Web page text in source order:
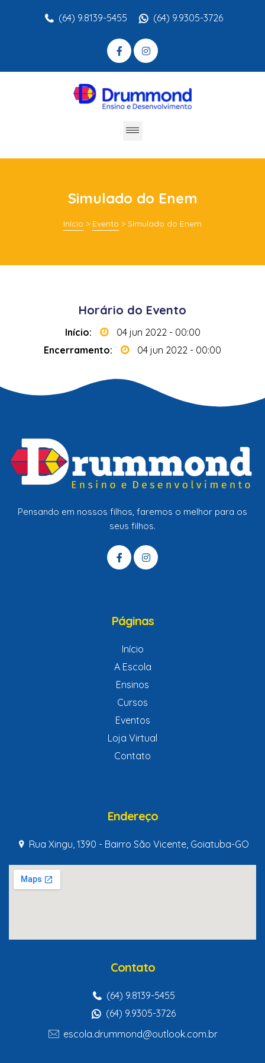
(64) 9.8139-5455 (64) 9.9305-3726
Simulado do Enem
Início > Evento > Simulado do Enem
Horário do Evento
Início:
04 jun 2022 - 00:00
Encerramento:
04 jun 2022 - 00:00
Pensando em nossos filhos, faremos o melhor para os
seus filhos.
Páginas
Início
A Escola
Ensinos
Cursos
Eventos
Loja Virtual
Contato
Endereço
Rua Xingu, 1390 - Bairro São Vicente, Goiatuba-GO
Contato
(64) 9.8139-5455
(64) 9.9305-3726
escola.drummond@outlook.com.br